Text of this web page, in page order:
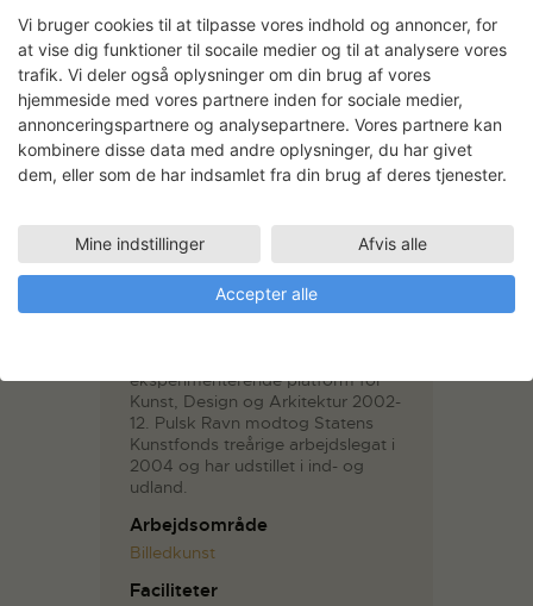
Pulsk Ravn
Pulsk Ravn arbejder med grafisk
fortælling i feltet mellem kunst og
design. Hun undersøger forholdet
mellem menneske og materiale i
tid og rum, med grafik og
performance som redskab til
dialog.
Kommunikation, Det Kongelige
Danske Kunstakademis Skoler for
Arkitektur, Design og
Konservering i 2000. Hun
dannede kunstnerduoen og
eksperimenterende platform for
Kunst, Design og Arkitektur 2002-
12. Pulsk Ravn modtog Statens
Kunstfonds treårige arbejdslegat i
2004 og har udstillet i ind- og
udland.
Arbejdsområde
Billedkunst
Faciliteter
Vi bruger cookies til at tilpasse vores indhold og annoncer, for
at vise dig funktioner til socaile medier og til at analysere vores
trafik. Vi deler også oplysninger om din brug af vores
hjemmeside med vores partnere inden for sociale medier,
annonceringspartnere og analysepartnere. Vores partnere kan
kombinere disse data med andre oplysninger, du har givet
dem, eller som de har indsamlet fra din brug af deres tjenester.
Mine indstillinger Afvis alle
Accepter alle